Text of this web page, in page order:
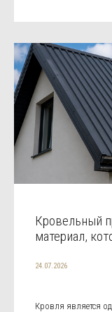
Кровельный
материал,
24.07.2026
Кровля является